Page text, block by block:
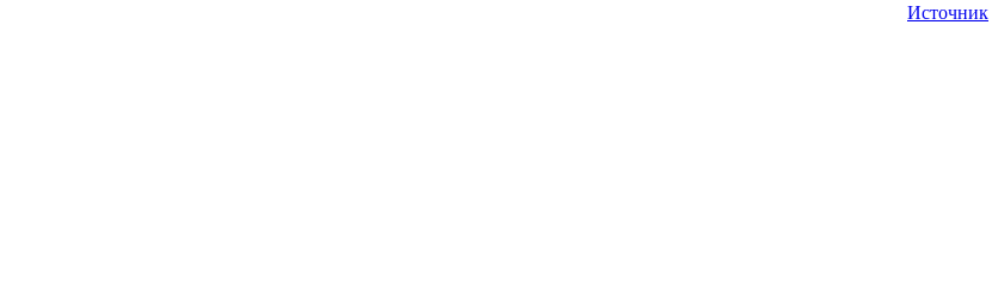
Источник